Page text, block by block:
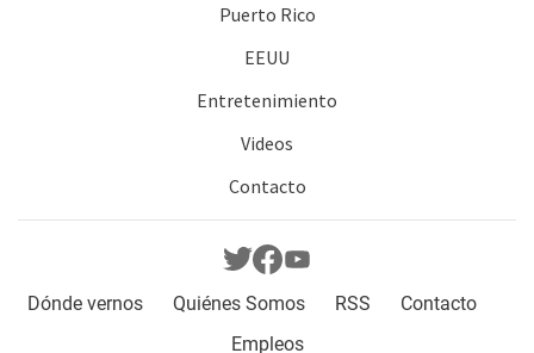
Puerto Rico
EEUU
Entretenimiento
Videos
Contacto
Dónde vernos Quiénes Somos RSS
Contacto
Empleos